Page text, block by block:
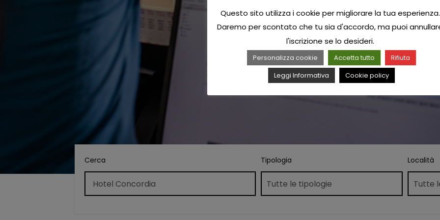
Cerca Tipologia Località
Questo sito utilizza i cookie per migliorare la tua esperienza.
Daremo per scontato che tu sia d'accordo, ma puoi
l'iscrizione se lo desideri.
Personalizza cookie Accetta tutto
Rifiuta
Leggi Informativa
Cookie policy